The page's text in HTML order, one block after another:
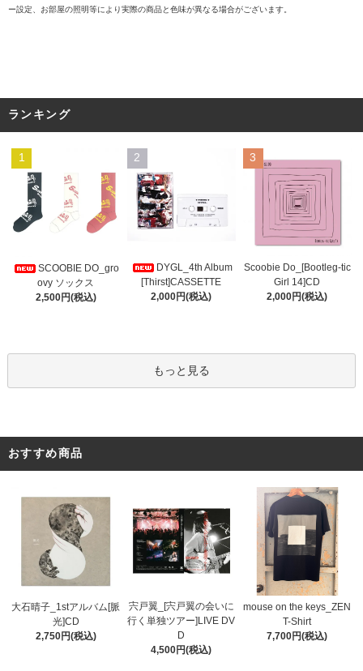
ー設定、お部屋の照明等により実際の商品と色味が異なる場合がございます。
ランキング
1
SCOOBIE DO_gro
ovy ソックス
2,500円(税込)
2
DYGL_4th Album
[Thirst]CASSETTE
2,000円(税込)
3
Scoobie Do_[Bootleg-tic
Girl 14]CD
2,000円(税込)
もっと見る
おすすめ商品
大石晴子_1stアルバム[脈
光]CD
2,750円(税込)
宍戸翼_[宍戸翼の会いに
行く単独ツアー]LIVE DV
D
4,500円(税込)
mouse on the keys_ZEN
T-Shirt
7,700円(税込)